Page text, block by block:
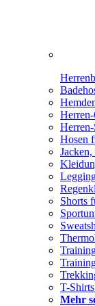
Hosen
Shorts
T-
Mehr